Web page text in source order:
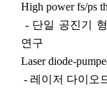
High power fs/ps
- 단일 공진기
연구
Laser diode-
- 레이저 다이오